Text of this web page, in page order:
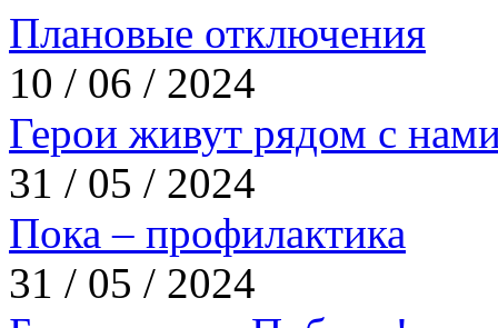
Плановые отключения
10 / 06 / 2024
Герои живут рядом с
31 / 05 / 2024
Пока – профилактика
31 / 05 / 2024